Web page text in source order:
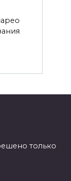
только